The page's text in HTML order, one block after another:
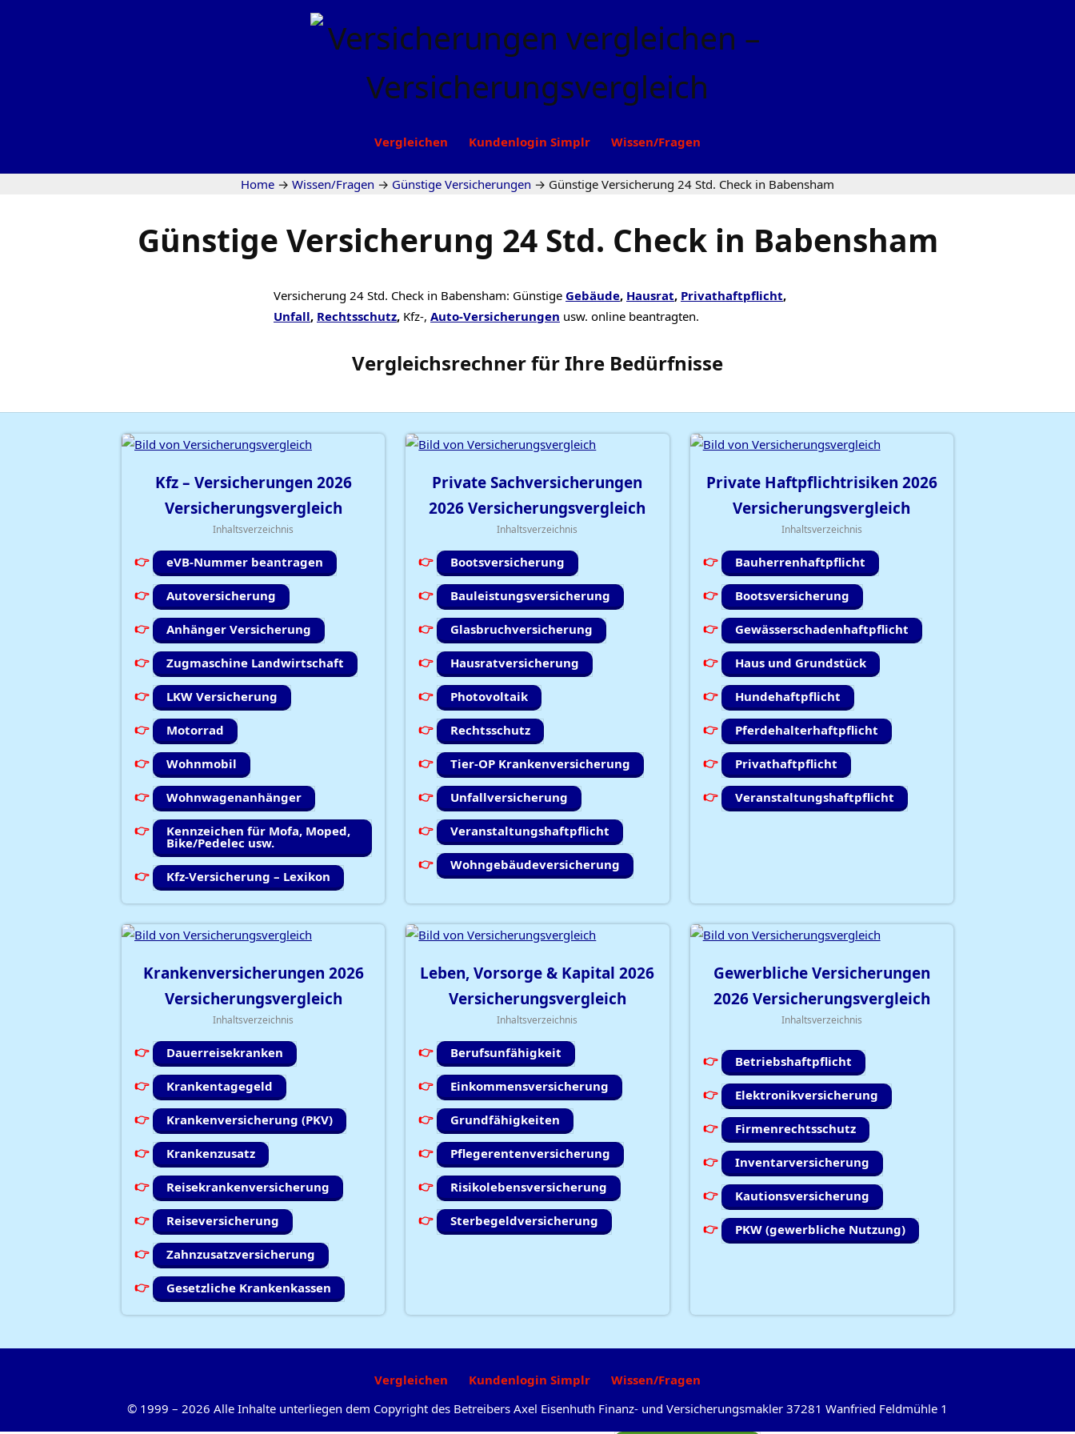
Vergleichen Kundenlogin Simplr Wissen/Fragen
Home → Wissen/Fragen → Günstige Versicherungen → Günstige Versicherung 24 Std. Check in Babensham
Günstige Versicherung 24 Std. Check in Babensham
Versicherung 24 Std. Check in Babensham: Günstige Gebäude, Hausrat, Privathaftpflicht,
Unfall, Rechtsschutz, Kfz-, Auto-Versicherungen usw. online beantragten.
Vergleichsrechnerfür Ihre Bedürfnisse
Kfz – Versicherungen 2026
Versicherungsvergleich
Inhaltsverzeichnis
eVB-Nummer beantragen
Autoversicherung
Anhänger Versicherung
Zugmaschine Landwirtschaft
LKW Versicherung
Motorrad
Wohnmobil
Wohnwagenanhänger
Kennzeichen für Mofa, Moped,
Bike/Pedelec usw.
Kfz-Versicherung – Lexikon
Private Sachversicherungen
2026Versicherungsvergleich
Inhaltsverzeichnis
Bootsversicherung
Bauleistungsversicherung
Glasbruchversicherung
Hausratversicherung
Photovoltaik
Rechtsschutz
Tier-OP Krankenversicherung
Unfallversicherung
Veranstaltungshaftpflicht
Wohngebäudeversicherung
Private Haftpflichtrisiken 2026
Versicherungsvergleich
Inhaltsverzeichnis
Bauherrenhaftpflicht
Bootsversicherung
Gewässerschadenhaftpflicht
Haus und Grundstück
Hundehaftpflicht
Pferdehalterhaftpflicht
Privathaftpflicht
Veranstaltungshaftpflicht
Krankenversicherungen 2026
Versicherungsvergleich
Inhaltsverzeichnis
Dauerreisekranken
Krankentagegeld
Krankenversicherung (PKV)
Krankenzusatz
Reisekrankenversicherung
Reiseversicherung
Zahnzusatzversicherung
Gesetzliche Krankenkassen
Leben, Vorsorge & Kapital2026
Versicherungsvergleich
Inhaltsverzeichnis
Berufsunfähigkeit
Einkommensversicherung
Grundfähigkeiten
Pflegerentenversicherung
Risikolebensversicherung
Sterbegeldversicherung
Gewerbliche Versicherungen
2026Versicherungsvergleich
Inhaltsverzeichnis
Betriebshaftpflicht
Elektronikversicherung
Firmenrechtsschutz
Inventarversicherung
Kautionsversicherung
PKW (gewerbliche Nutzung)
Vergleichen Kundenlogin Simplr
Wissen/Fragen
© 1999 – 2026 Alle Inhalte unterliegen dem Copyright des Betreibers Axel Eisenhuth Finanz- und Versicherungsmakler 37281 Wanfried Feldmühle 1